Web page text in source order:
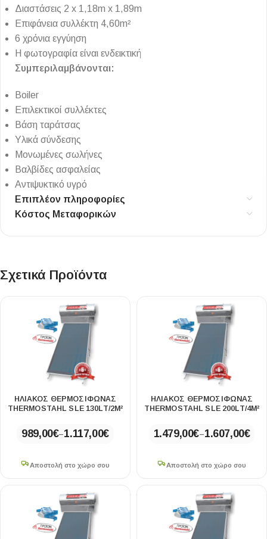
Διαστάσεις 2 x 1,18m x 1,89m
Επιφάνεια συλλέκτη 4,60m²
6 χρόνια εγγύηση
Η φωτογραφία είναι ενδεικτική
Συμπεριλαμβάνονται:
Boiler
Επιλεκτικοί συλλέκτες
Βάση ταράτσας
Υλικά σύνδεσης
Μονωμένες σωλήνες
Βαλβίδες ασφαλείας
Αντιψυκτικό υγρό
Επιπλέον πληροφορίες
Κόστος Μεταφορικών
Σχετικά Προϊόντα
ΗΛΙΑΚΟΣ ΘΕΡΜΟΣΙΦΩΝΑΣ
THERMOSTAHL SLE 130LT/2M²
989,00€–1.117,00€
Αποστολή στο χώρο σου
ΗΛΙΑΚΟΣ ΘΕΡΜΟΣΙΦΩΝΑΣ
THERMOSTAHL SLE 200LT/4M²
1.479,00€–1.607,00€
Αποστολή στο χώρο σου